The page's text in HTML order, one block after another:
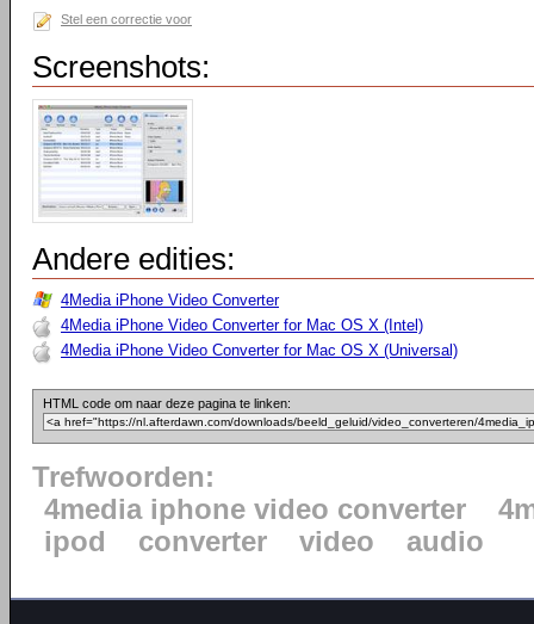
Stel een correctie voor
Screenshots:
Andere edities:
4Media iPhone Video Converter
4Media iPhone Video Converter for Mac OS X (Intel)
4Media iPhone Video Converter for Mac OS X (Universal)
HTML code om naar deze pagina te linken:
Trefwoorden:
4media iphone video converter
ipod
converter video audio